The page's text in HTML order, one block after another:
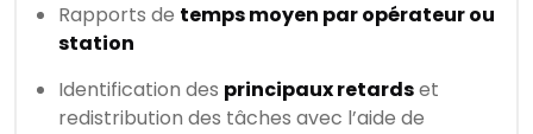
Rapports de temps moyen par opérateur ou
station
Identification des principaux retardset
redistribution des tâches avec l’aide de